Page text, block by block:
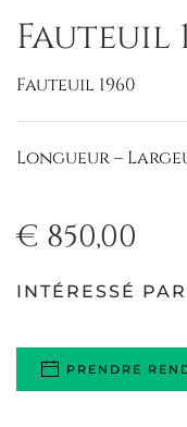
Fauteuil
Fauteuil 1960
Longueur –
€ 850,00
INTÉRESSÉ
PRENDRE